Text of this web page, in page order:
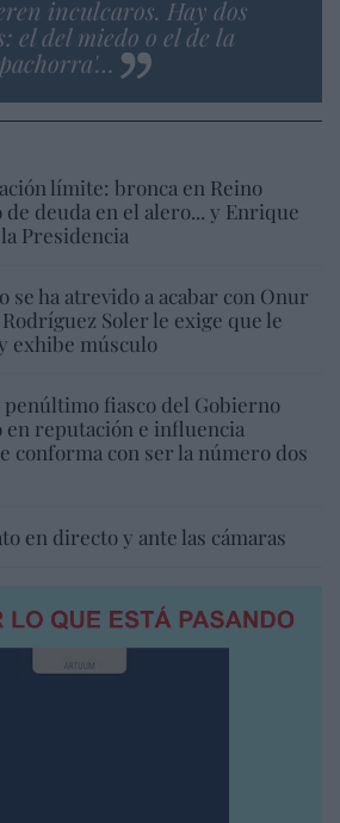
inculcaros. Hay dos
el del miedo o el de la
límite: bronca en Reino
deuda en el alero... y Enrique
Presidencia
se ha atrevido a acabar con Onur
Soler le exige que le
exhibe músculo
penúltimo fiasco del Gobierno
en reputación e influencia
conforma con ser la número dos
en directo y ante las cámaras